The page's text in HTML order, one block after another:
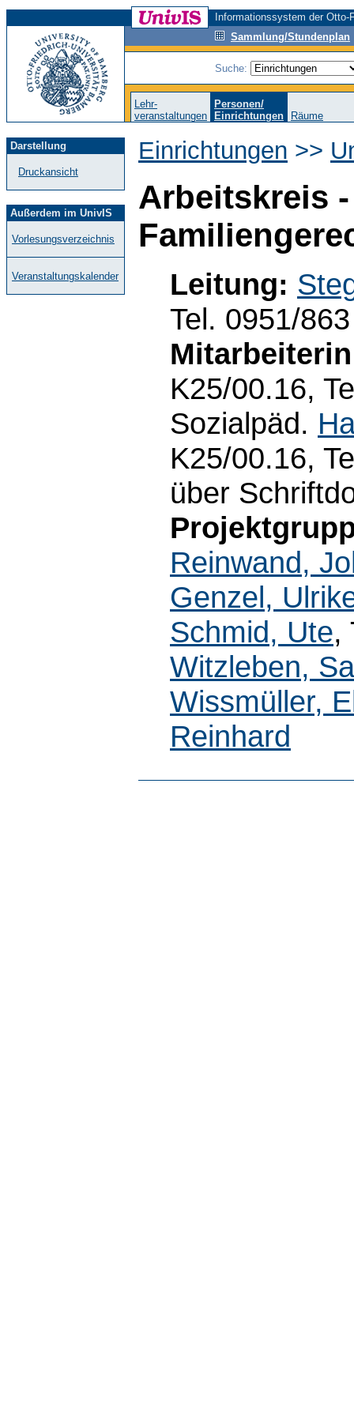
Informationssystem der
Sammlung/Stundenplan
Suche:
Lehr-
veranstaltungen
Personen/
Einrichtungen
Räume
Darstellung
Druckansicht
Außerdem im UnivIS
Vorlesungsverzeichnis
Veranstaltungskalender
Einrichtungen >>
Arbeitskreis
Leitung:
Tel. 0951/
K25/00.16,
Sozialpäd.
K25/00.16,
über
Reinwand,
Genzel,
Schmid, Ute,
Witzleben,
Wissmüller,
Reinhard